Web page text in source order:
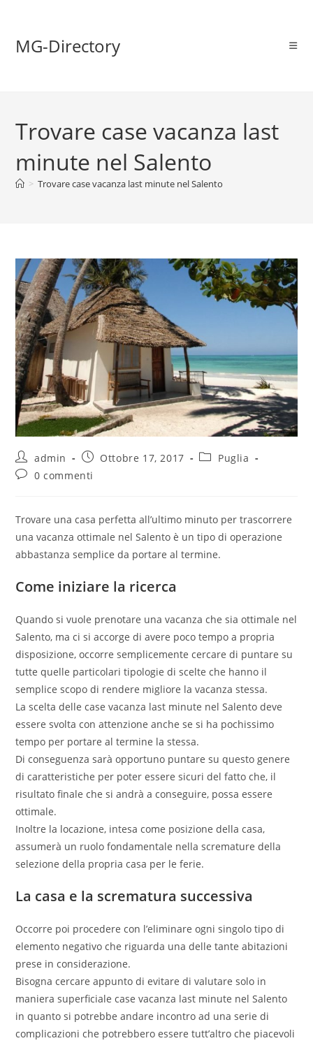
MG-Directory
Trovare case vacanza last
minute nel Salento
> Trovare case vacanza last minute nel Salento
admin Ottobre 17, 2017
Puglia
0 commenti
Trovare una casa perfetta all’ultimo minuto per trascorrere
una vacanza ottimale nel Salento è un tipo di operazione
abbastanza semplice da portare al termine.
Come iniziare la ricerca
Quando si vuole prenotare una vacanza che sia ottimale nel
Salento, ma ci si accorge di avere poco tempo a propria
disposizione, occorre semplicemente cercare di puntare su
tutte quelle particolari tipologie di scelte che hanno il
semplice scopo di rendere migliore la vacanza stessa.
La scelta delle case vacanza last minute nel Salento deve
essere svolta con attenzione anche se si ha pochissimo
tempo per portare al termine la stessa.
Di conseguenza sarà opportuno puntare su questo genere
di caratteristiche per poter essere sicuri del fatto che, il
risultato finale che si andrà a conseguire, possa essere
ottimale.
Inoltre la locazione, intesa come posizione della casa,
assumerà un ruolo fondamentale nella scremature della
selezione della propria casa per le ferie.
La casa e la scrematura successiva
Occorre poi procedere con l’eliminare ogni singolo tipo di
elemento negativo che riguarda una delle tante abitazioni
prese in considerazione.
Bisogna cercare appunto di evitare di valutare solo in
maniera superficialecase vacanza last minute nel Salento
in quanto si potrebbe andare incontro ad una serie di
complicazioni che potrebbero essere tutt’altro che piacevoli